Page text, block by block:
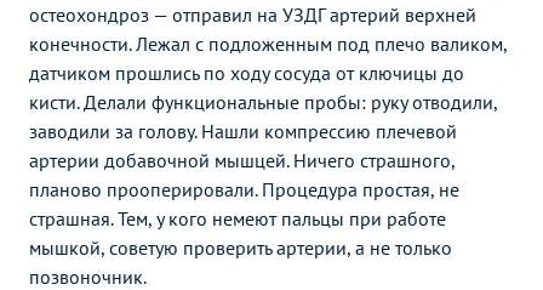
остеохондроз — отправил на УЗДГ артерий верхней
конечности. Лежал с подложенным под плечо валиком,
датчиком прошлись по ходу сосуда от ключицы до
кисти. Делали функциональные пробы: руку отводили,
заводили за голову. Нашли компрессию плечевой
артерии добавочной мышцей. Ничего страшного,
планово прооперировали. Процедура простая, не
страшная. Тем, у кого немеют пальцы при работе
мышкой, советую проверить артерии, а не только
позвоночник.